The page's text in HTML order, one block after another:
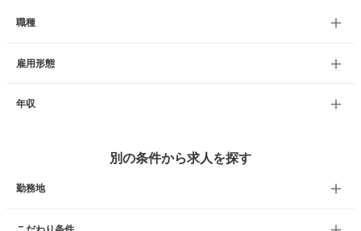
職種
雇用形態
年収
別の条件から求人を探す
勤務地